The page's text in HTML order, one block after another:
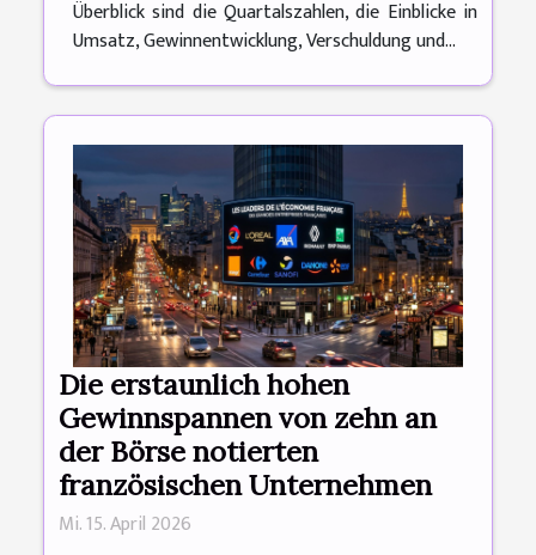
Überblick sind die Quartalszahlen, die Einblicke in
Umsatz, Gewinnentwicklung, Verschuldung und...
Die erstaunlich hohen
Gewinnspannen von zehn an
der Börse notierten
französischen Unternehmen
Mi. 15. April 2026